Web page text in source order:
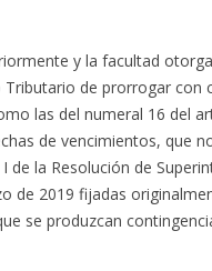
y la facultad
de prorrogar con
las del numeral 16 del
de vencimientos, que
la Resolución de
de 2019 fijadas
se produzcan